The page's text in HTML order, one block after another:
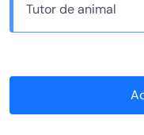
Tutor de animal